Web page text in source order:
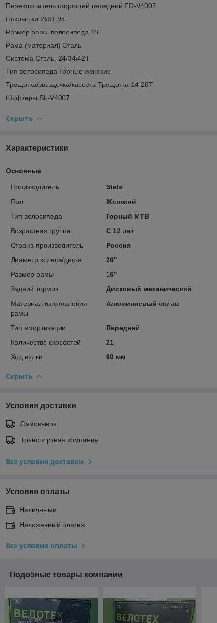
Переключатель скоростей передний FD-V4007
Покрышки 26x1.95
Размер рамы велосипеда 18"
Рама (материал) Сталь
Система Сталь, 24/34/42Т
Тип велосипеда Горные женские
Трещотка/звёздочка/кассета Трещотка 14-28Т
Шифтеры SL-V4007
Скрыть
Характеристики
Основные
Производитель
Stels
Пол
Женский
Тип велосипеда
Горный MTB
Возрастная группа
С 12 лет
Страна производитель
Россия
Диаметр колеса/диска
26"
Размер рамы
16"
Задний тормоз
Дисковый механический
Материал изготовления
рамы
Алюминиевый сплав
Тип амортизации
Передний
Количество скоростей
21
Ход вилки
60 мм
Скрыть
Условия доставки
Самовывоз
Транспортная компания
Все условия доставки
Условия оплаты
Наличными
Наложенный платеж
Все условия оплаты
Подобные товары компании